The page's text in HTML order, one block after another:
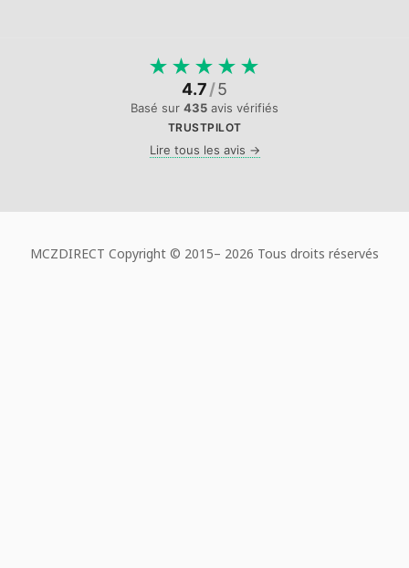
★ ★ ★ ★ ★
4.7/5
Basé sur 435 avis vérifiés
TRUSTPILOT
Lire tous les avis →
MCZDIRECT Copyright © 2015– 2026 Tous droits réservés